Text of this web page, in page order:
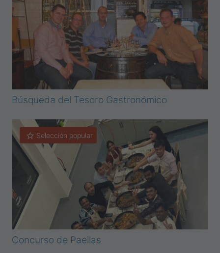
Búsqueda del Tesoro Gastronómico
Selección popular
Concurso de Paellas